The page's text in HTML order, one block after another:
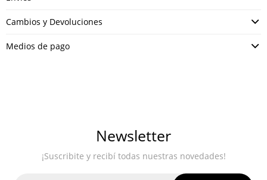
Cambios y Devoluciones
Medios de pago
Newsletter
¡Suscribite y recibí todas nuestras novedades!